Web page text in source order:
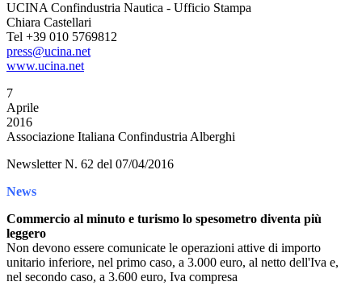
UCINA Confindustria Nautica - Ufficio Stampa
Chiara Castellari
Tel +39 010 5769812
press@ucina.net
www.ucina.net
7
Aprile
2016
Associazione Italiana Confindustria Alberghi
Newsletter N. 62 del 07/04/2016
News
Commercio al minuto e turismo lo spesometro diventa più
leggero
Non devono essere comunicate le operazioni attive di importo
unitario inferiore, nel primo caso, a 3.000 euro, al netto dell'Iva e,
nel secondo caso, a 3.600 euro, Iva compresa